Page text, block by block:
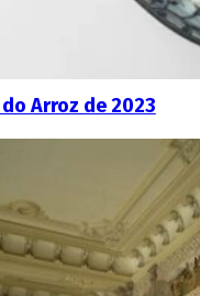
Arroz de 2023